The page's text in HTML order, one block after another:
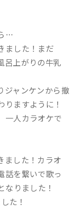
…
ました！まだ
呂上がりの牛乳
ジャンケンから撤
ますように！
一人カラオケで
ました！カラオ
話を繋いで歌っ
なりました！
た！